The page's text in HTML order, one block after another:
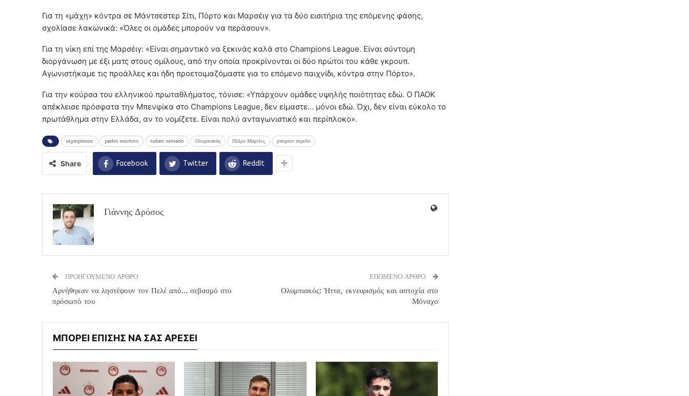
Για τη «μάχη» κόντρα σε Μάντσεστερ Σίτι, Πόρτο και Μαρσέιγ για τα δύο εισιτήρια της επόμενης φάσης,
σχολίασε λακωνικά: «Όλες οι ομάδες μπορούν να περάσουν».
Για τη νίκη επί της Μαρσέιγ: «Είναι σημαντικό να ξεκινάς καλά στο Champions League. Είναι σύντομη
διοργάνωση με έξι ματς στους ομίλους, από την οποία προκρίνονται οι δύο πρώτοι του κάθε γκρουπ.
Αγωνιστήκαμε τις προάλλες και ήδη προετοιμαζόμαστε για το επόμενο παιχνίδι, κόντρα στην Πόρτο».
Για την κούρσα του ελληνικού πρωταθλήματος, τόνισε: «Υπάρχουν ομάδες υψηλής ποιότητας εδώ. Ο ΠΑΟΚ
απέκλεισε πρόσφατα την Μπενφίκα στο Champions League, δεν είμαστε… μόνοι εδώ. Όχι, δεν είναι εύκολο το
πρωτάθλημα στην Ελλάδα, αν το νομίζετε. Είναι πολύ ανταγωνιστικό και περίπλοκο».
olympiacos pedro martins ruben semedo Ολυμπιακός Πέδρο Μαρτίνς ρπυμπεν σεμεδο
Share Facebook Twitter ReddIt
Γιάννης Δρόσος
ΠΡΟΗΓΟΥΜΕΝΟ ΑΡΘΡΟ
Αρνήθηκαν να ληστέψουν τον Πελέ από… σεβασμό στο
πρόσωπό του
ΕΠΟΜΕΝΟ ΑΡΘΡΟ
Ολυμπιακός: Ήττα, εκνευρισμός και αστοχία στο
Μόναχο
ΜΠΟΡΕΙ ΕΠΙΣΗΣ ΝΑ ΣΑΣ ΑΡΕΣΕΙ